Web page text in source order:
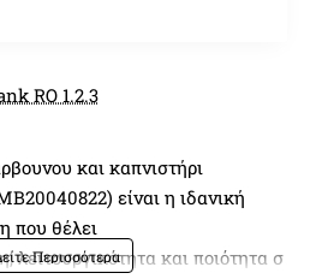
και καπνιστήρι
είναι η ιδανική
που θέλει
λειτουργικότητα και ποιότητα σ